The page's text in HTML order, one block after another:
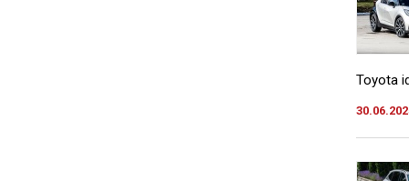
Toyota